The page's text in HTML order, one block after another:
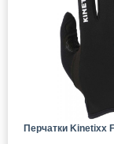
Перчатки Kinetixx